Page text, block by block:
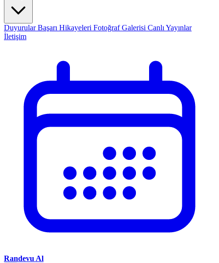
DuyurularBaşarı Hikayeleri Fotoğraf Galerisi Canlı Yayınlar
İletişim
Randevu Al